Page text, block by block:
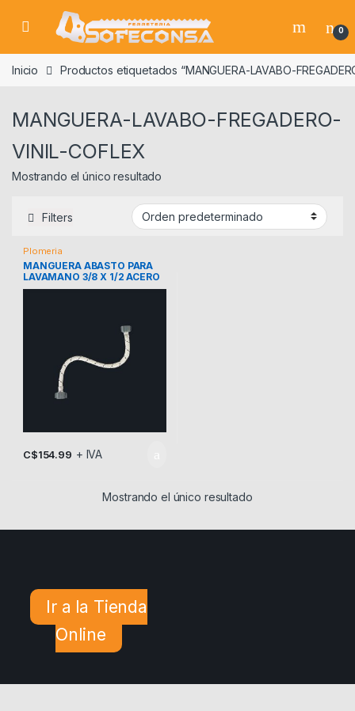
Skip to navigation
Skip to content
0
Inicio Productos etiquetados “MANGUERA-LAVABO-
MANGUERA-LAVABO-FREGADERO-
VINIL-COFLEX
Mostrando el único resultado
Filters
Plomeria
MANGUERA ABASTO PARA
LAVAMANO 3/8 X 1/2 ACERO
INOX COFLEX
C$154.99 + IVA
Mostrando el único resultado
Ir a la Tienda
Online